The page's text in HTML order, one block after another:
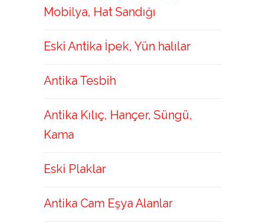
Mobilya, Hat Sandığı
Eski Antika İpek, Yün halılar
Antika Tesbih
Antika Kılıç, Hançer, Süngü,
Kama
Eski Plaklar
Antika Cam Eşya Alanlar